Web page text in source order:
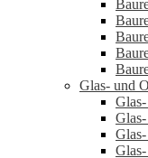
Glas- und